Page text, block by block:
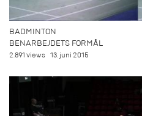
BADMINTON
BENARBEJDETS FORMÅL
2.891 views 13. juni 2015